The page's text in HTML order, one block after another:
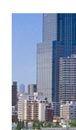
차...1. 봄 3월에서 5월
씨와 옷차림3. 가을과
와 옷차림고베의 봄은
과 함께 벚꽃이 만개하
평균기온이 약 8~10도